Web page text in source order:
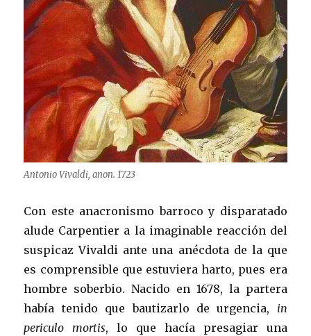
Antonio Vivaldi, anon. 1723
Con este anacronismo barroco y disparatado
alude Carpentier a la imaginable reacción del
suspicaz Vivaldi ante una anécdota de la que
es comprensible que estuviera harto, pues era
hombre soberbio. Nacido en 1678, la partera
había tenido que bautizarlo de urgencia, in
periculo mortis, lo que hacía presagiar una